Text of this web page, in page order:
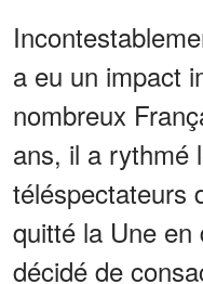
a eu un impact
nombreux
ans, il a rythmé
téléspectateurs
quitté la Une
décidé de